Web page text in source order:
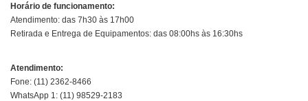
Horário de funcionamento:
Atendimento: das 7h30 às 17h00
Retirada e Entrega de Equipamentos: das 08:00hs às 16:30hs
Atendimento:
Fone: (11) 2362-8466
WhatsApp 1: (11) 98529-2183